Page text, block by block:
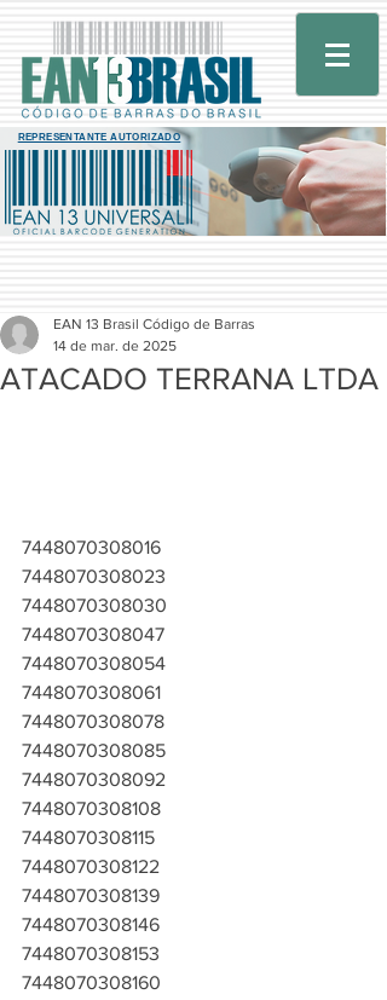
REPRESENTANTE AUTORIZADO
ATACADO TERRANA LTDA
EAN 13 Brasil Código de Barras
14 de mar. de 2025
7448070308016
7448070308023
7448070308030
7448070308047
7448070308054
7448070308061
7448070308078
7448070308085
7448070308092
7448070308108
7448070308115
7448070308122
7448070308139
7448070308146
7448070308153
7448070308160